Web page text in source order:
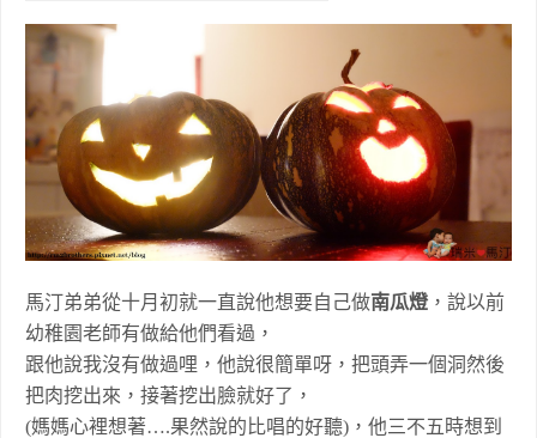
馬汀弟弟從十月初就一直說他想要自己做南瓜燈 ，說以前
幼稚園老師有做給他們看過，
跟他說我沒有做過哩，他說很簡單呀，把頭弄一個洞然後
把肉挖出來，接著挖出臉就好了，
(媽媽心裡想著….果然說的比唱的好聽)，他三不五時想到